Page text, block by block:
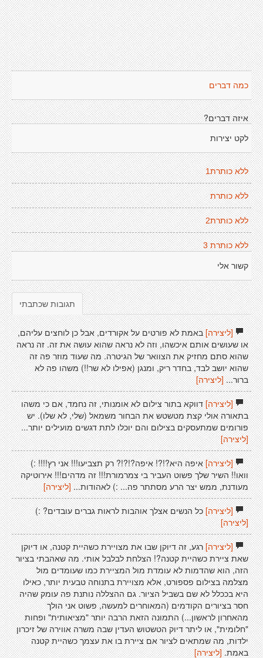
כמה דברים
איזה דברים?
לקט יצירות
ללא כותרת1
ללא כותרת
ללא כותרת2
ללא כותרת 3
קשור אלי
תגובות שכתבתי
[ליצירה]באמת לא פורטים על אקורדים, אבל כן לוחצים עליהם,
או שעושים אותם איכשהו, וזה לא נראה שהוא עושה את זה. זה נראה
שהוא סתם מחזיק את הצוואר של הגיטרה. מה שעוד מוזר פה זה
שהוא יושב לבד, בחדר ריק, ומנגן (אפילו לא שר!!) משהו פה לא
ברור... [ליצירה]
[ליצירה]דווקא בתור צילום לא אומנותי, זה נחמד, אם כי משהו
בתאורה אולי קצת מטשטש את הבחור משמאל (שלי, לא שלו). יש
פורומים שמתעסקים בצילום והם יוכלו לתת דגשים מועילים יותר...
[ליצירה]
[ליצירה]איפה היא?!?! איפה?!?!? רק תצביעו!!! אני רץ!!!! :)
וואו!! השיר שלך פשוט העביר בי צמרמורת!!! זה מדהים!!! אירוטיקה
מעודנת, ממש יצר הרע מסתתר פה... :) לאהודות...[ליצירה]
[ליצירה]כל הנשים אצלך אוהבות לראות גברים עובדים? :)
[ליצירה]
[ליצירה]רגע, זה דיוקן שבו את מצויירת כשהיית קטנה, או דיוקן
שאת ציירת כשהיית קטנה?! הצלחת לבלבל אותי. מה שאהבתי בציור
הזה, הוא שהדמות לא עומדת מול המציירת כמו שעומדים מול
מצלמה בצילום פספורט, אלא מצויירת בתנוחה טבעית יותר, כאילו
היא בככלל לא שם בשביל הציור. גם ההצללה נותנת פה עומק שהיה
חסר בציורים הקודמים (המאוחרים למעשה, פשוט אני הולך
מהאחרון לראשון...) התמונה הזאת הרבה יותר "מציאותית" ופחות
"חלומית", או ליתר דיוק הטשטוש העדין שבה משרה אווירה של זיכרון
ילדות, מה שמתאים לציור אם ציירת בו את עצמך כשהיית קטנה
באמת. [ליצירה]